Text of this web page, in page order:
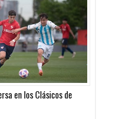
en los Clásicos de